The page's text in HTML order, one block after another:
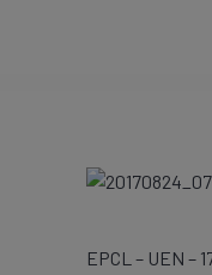
EPCL – UEN –